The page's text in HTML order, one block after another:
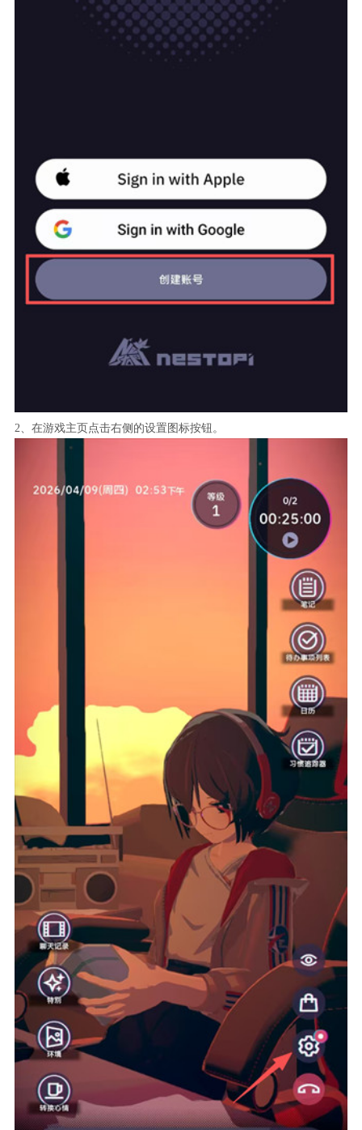
2、在游戏主页点击右侧的设置图标按钮。